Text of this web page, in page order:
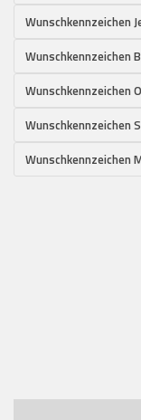
Wunschkennzeichen
Wunschkennzeichen
Wunschkennzeichen
Wunschkennzeichen